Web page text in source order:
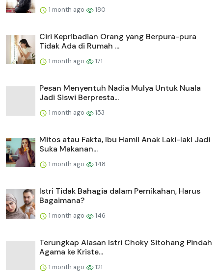
1 month ago 180
Ciri Kepribadian Orang yang Berpura-pura
Tidak Ada di Rumah ...
1 month ago 171
Pesan Menyentuh Nadia Mulya Untuk Nuala
Jadi Siswi Berpresta...
1 month ago 153
Mitos atau Fakta, Ibu Hamil Anak Laki-laki Jadi
Suka Makanan...
1 month ago 148
Istri Tidak Bahagia dalam Pernikahan, Harus
Bagaimana?
1 month ago 146
Terungkap Alasan Istri Choky Sitohang Pindah
Agama ke Kriste...
1 month ago 121